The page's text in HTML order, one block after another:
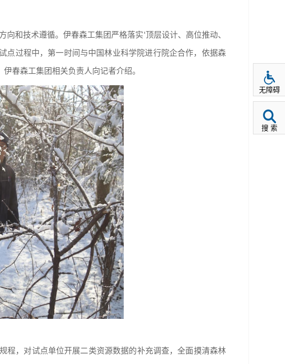
和技术遵循。伊春森工集团严格落实‘顶层设计、高位推动、
点过程中，第一时间与中国林业科学院进行院企合作，依据森
春森工集团相关负责人向记者介绍。
程，对试点单位开展二类资源数据的补充调查，全面摸清森林
无障碍
搜 索